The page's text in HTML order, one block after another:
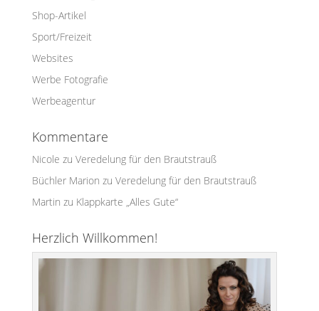
Shop-Artikel
Sport/Freizeit
Websites
Werbe Fotografie
Werbeagentur
Kommentare
Nicole zu Veredelung für den Brautstrauß
Büchler Marion zu Veredelung für den Brautstrauß
Martin zu Klappkarte „Alles Gute“
Herzlich Willkommen!